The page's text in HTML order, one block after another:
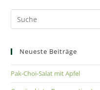
Neueste Beiträge
Pak-Choi-Salat mit Apfel